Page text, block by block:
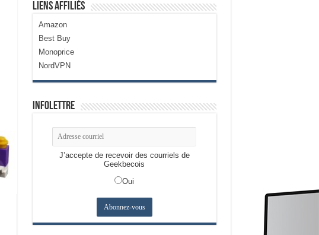
Liens Affiliés
Amazon
Best Buy
Monoprice
NordVPN
Infolettre
J’accepte de recevoir des courriels de
Geekbecois
Oui